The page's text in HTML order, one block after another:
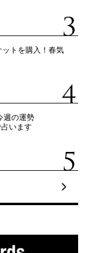
トを購入！春気
週の運勢
います